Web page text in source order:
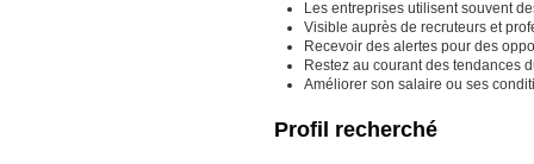
Les entreprises utilisent souvent
Visible auprès de recruteurs et
Recevoir des alertes pour des
Restez au courant des tendances
Améliorer son salaire ou ses
Profil recherché